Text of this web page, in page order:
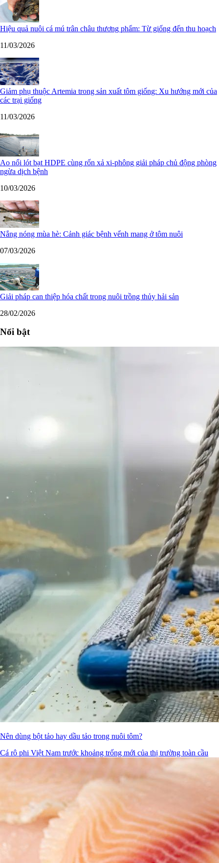
Hiệu quả nuôi cá mú trân châu thương phẩm: Từ giống đến thu hoạch
11/03/2026
Giảm phụ thuộc Artemia trong sản xuất tôm giống: Xu hướng mới của
các trại giống
11/03/2026
Ao nổi lót bạt HDPE cùng rốn xả xi-phông giải pháp chủ động phòng
ngừa dịch bệnh
10/03/2026
Nắng nóng mùa hè: Cảnh giác bệnh vểnh mang ở tôm nuôi
07/03/2026
Giải pháp can thiệp hóa chất trong nuôi trồng thủy hải sản
28/02/2026
Nổi bật
Nên dùng bột tảo hay dầu tảo trong nuôi tôm?
Cá rô phi Việt Nam trước khoảng trống mới của thị trường toàn cầu